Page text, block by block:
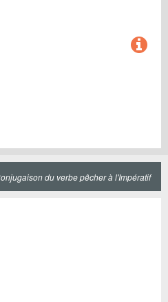
du verbe pêcher à l'Impératif